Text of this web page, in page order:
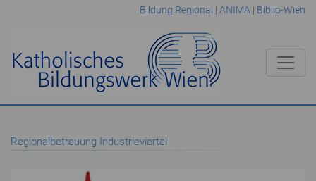
Bildung Regional | ANIMA | Biblio-Wien
Regionalbetreuung Industrieviertel